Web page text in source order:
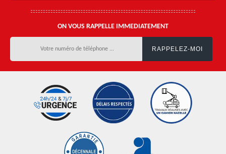
ON VOUS RAPPELLE IMMEDIATEMENT